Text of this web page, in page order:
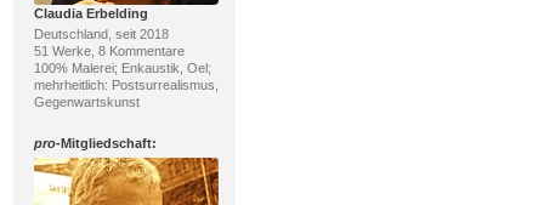
Claudia Erbelding
Deutschland, seit 2018
51 Werke, 8 Kommentare
100% Malerei; Enkaustik, Oel;
mehrheitlich: Postsurrealismus,
Gegenwartskunst
pro-Mitgliedschaft: